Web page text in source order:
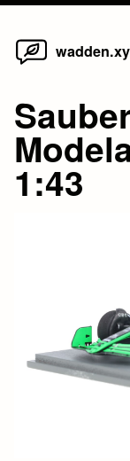
Skip
1:43